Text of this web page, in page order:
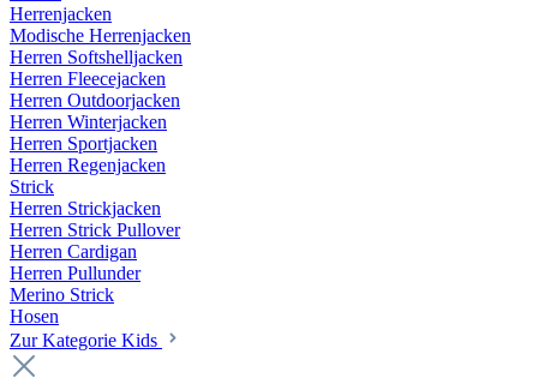
Herrenjacken
Modische Herrenjacken
Herren Softshelljacken
Herren Fleecejacken
Herren Outdoorjacken
Herren Winterjacken
Herren Sportjacken
Herren Regenjacken
Strick
Herren Strickjacken
Herren Strick Pullover
Herren Cardigan
Herren Pullunder
Merino Strick
Hosen
Zur Kategorie Kids